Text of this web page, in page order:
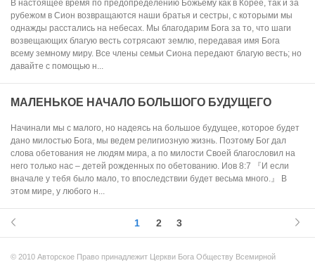
В настоящее время по предопределению Божьему как в Корее, так и за
рубежом в Сион возвращаются наши братья и сестры, с которыми мы
однажды расстались на небесах. Мы благодарим Бога за то, что шаги
возвещающих благую весть сотрясают землю, передавая имя Бога
всему земному миру. Все члены семьи Сиона передают благую весть; но
давайте с помощью н...
МАЛЕНЬКОЕ НАЧАЛО БОЛЬШОГО БУДУЩЕГО
Начинали мы с малого, но надеясь на большое будущее, которое будет
дано милостью Бога, мы ведем религиозную жизнь. Поэтому Бог дал
слова обетования не людям мира, а по милости Своей благословил на
него только нас – детей рожденных по обетованию. Иов 8:7 『И если
вначале у тебя было мало, то впоследствии будет весьма много.』 В
этом мире, у любого н...
1 2 3
© 2010 Авторское Право принадлежит Церкви Бога Обществу Всемирной